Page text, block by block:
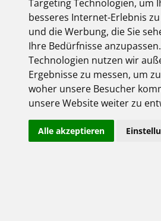
Targeting Technologien, um
besseres Internet-Erlebnis
und die Werbung, die Sie
Ihre Bedürfnisse
Technologien nutzen wir
Ergebnisse zu messen, um
woher unsere Besucher
unsere Website weiter zu
Alle akzeptieren
Dienstleister &
Inklusive aller FEGIME
Großhändler auf einen
Impressum